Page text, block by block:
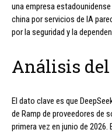
una empresa
china por servicios de IA
por la seguridad y la
Análisis
El dato clave es que
de Ramp de proveedores de
primera vez en junio de